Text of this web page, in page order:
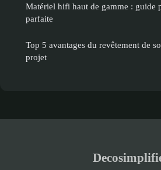
Matériel hifi haut de gamme : guide
parfaite
Top 5 avantages du revêtement de
projet